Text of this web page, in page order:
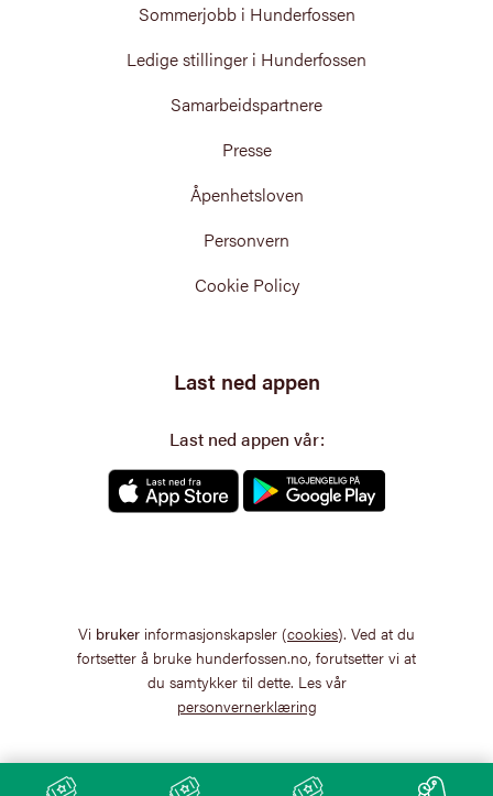
Sommerjobb i Hunderfossen
Ledige stillinger i Hunderfossen
Samarbeidspartnere
Presse
Åpenhetsloven
Personvern
Cookie Policy
Last ned appen
Last ned appen vår:
Vi bruker informasjonskapsler (cookies). Ved at du
fortsetter å bruke hunderfossen.no, forutsetter vi at
du samtykker til dette. Les vår
personvernerklæring